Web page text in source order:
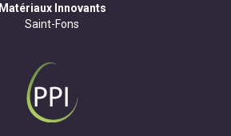
Matériaux Innovants
Saint-Fons